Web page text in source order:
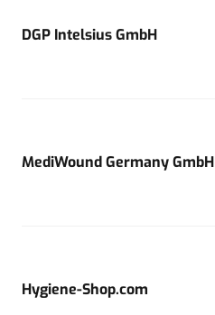
DGP Intelsius GmbH
MediWound Germany GmbH
Hygiene-Shop.com